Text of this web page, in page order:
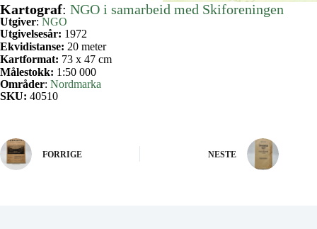
Kartograf: NGO i samarbeid med Skiforeningen
Utgiver: NGO
Utgivelsesår: 1972
Ekvidistanse: 20 meter
Kartformat: 73 x 47 cm
Målestokk: 1:50 000
Områder: Nordmarka
SKU: 40510
FORRIGE NESTE